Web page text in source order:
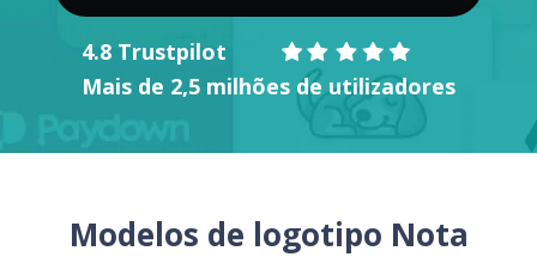
4.8 Trustpilot
Mais de 2,5 milhões de utilizadores
Modelos de logotipo Nota